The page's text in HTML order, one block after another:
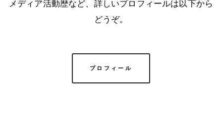
メディア活動歴など、詳しいプロフィールは以下から
どうぞ。
プロフィール